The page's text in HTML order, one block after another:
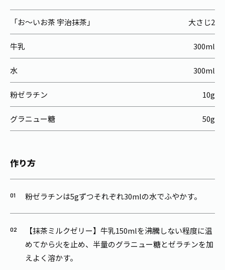
「お～いお茶 宇治抹茶」 大さじ2
牛乳 300ml
水 300ml
粉ゼラチン 10g
グラニュー糖 50g
作り方
粉ゼラチンは5gずつそれぞれ30mlの水でふやかす。
【抹茶ミルクゼリー】牛乳150mlを沸騰しない程度に温
めてから火を止め、半量のグラニュー糖とゼラチンを加
えよく溶かす。